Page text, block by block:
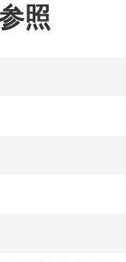
照